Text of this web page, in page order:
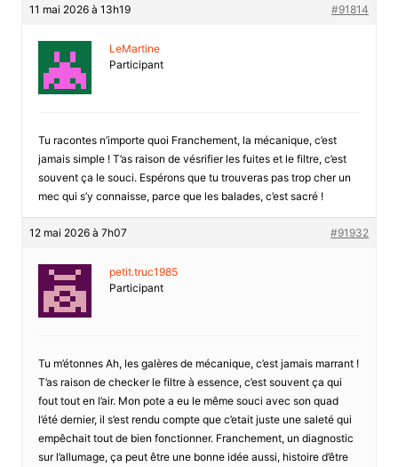
11 mai 2026 à 13h19 #91814
LeMartine
Participant
Tu racontes n’importe quoi Franchement, la mécanique, c’est
jamais simple ! T’as raison de vésrifier les fuites et le filtre, c’est
souvent ça le souci. Espérons que tu trouveras pas trop cher un
mec qui s’y connaisse, parce que les balades, c’est sacré !
12 mai 2026 à 7h07 #91932
petit.truc1985
Participant
Tu m’étonnes Ah, les galères de mécanique, c’est jamais marrant !
T’as raison de checker le filtre à essence, c’est souvent ça qui
fout tout en l’air. Mon pote a eu le même souci avec son quad
l’été dernier, il s’est rendu compte que c’etait juste une saleté qui
empêchait tout de bien fonctionner. Franchement, un diagnostic
sur l’allumage, ça peut être une bonne idée aussi, histoire d’être